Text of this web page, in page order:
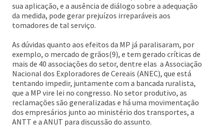
sua aplicação, e a ausência de diálogo sobre a adequação
da medida, pode gerar prejuízos irreparáveis aos
tomadores de tal serviço.
As dúvidas quanto aos efeitos da MP já paralisaram, por
exemplo, o mercado de grãos(9), e tem gerado críticas de
mais de 40 associações do setor, dentre elas a Associação
Nacional dos Exploradores de Cereais (ANEC), que está
tentando impedir, juntamente com a bancada ruralista,
que a MP vire lei no congresso. No setor produtivo, as
reclamações são generalizadas e há uma movimentação
dos empresários junto ao ministério dos transportes, a
ANTT e a ANUT para discussão do assunto.